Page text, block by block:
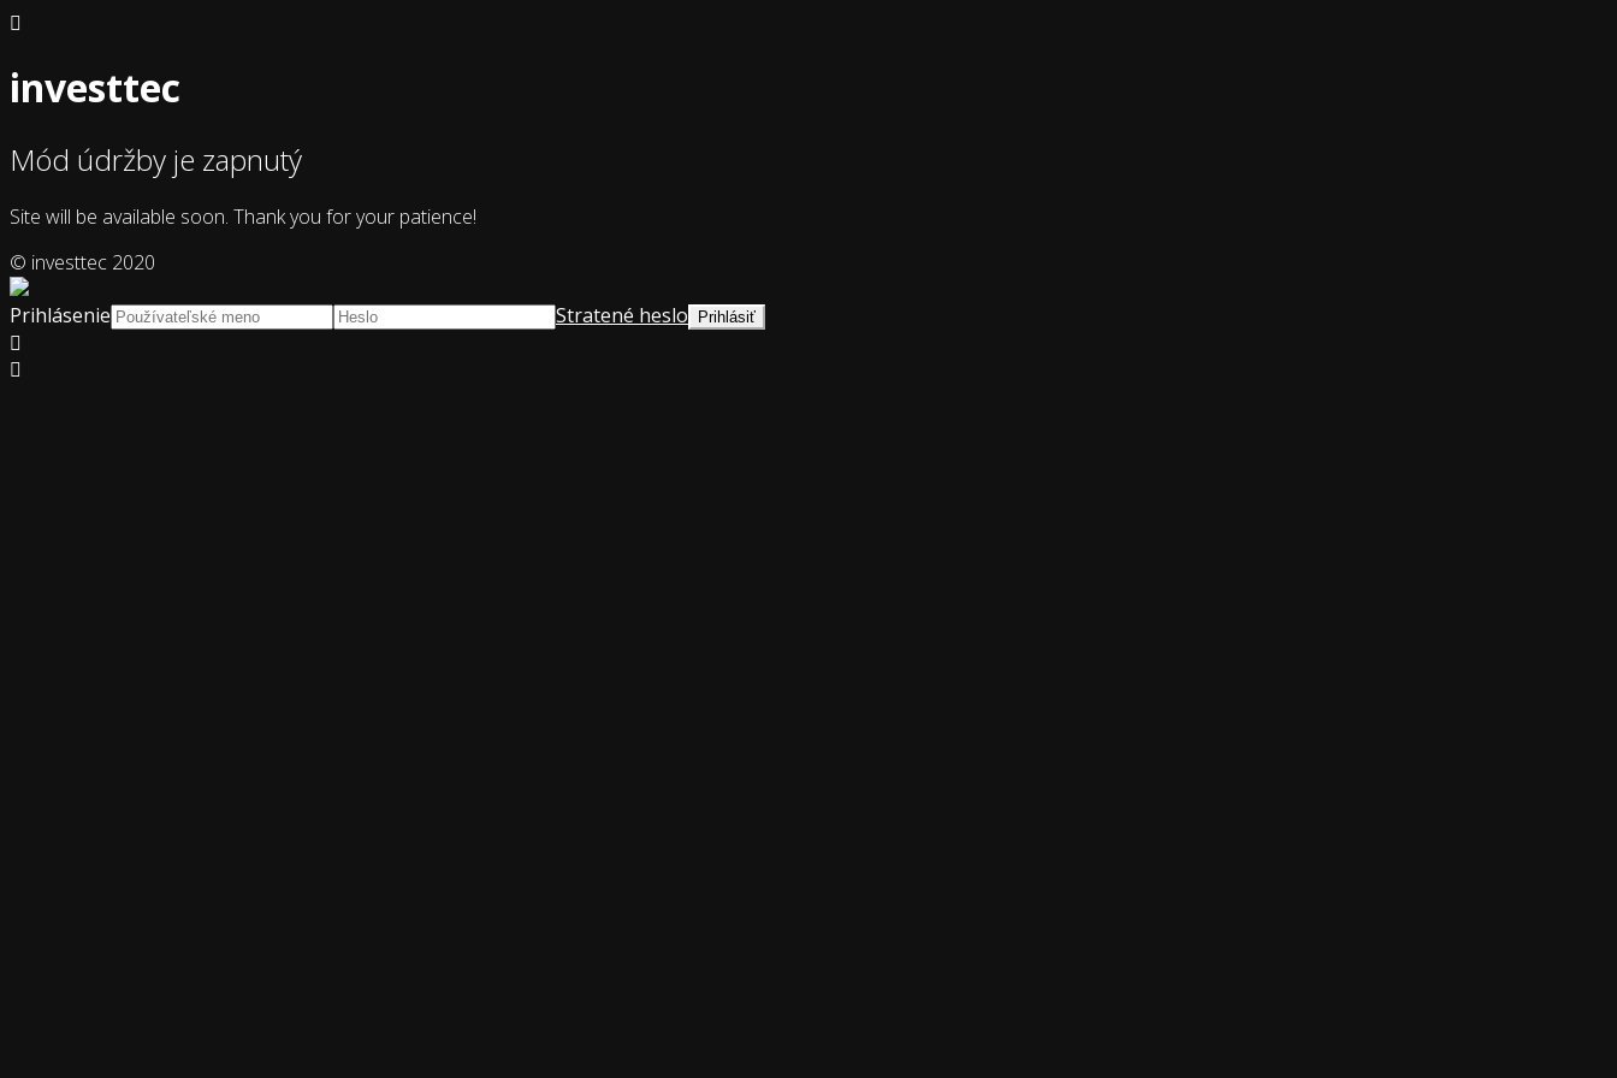
investtec
Mód údržby je zapnutý
Site will be available soon. Thank you for your patience!
© investtec 2020
Prihlásenie
Stratené heslo